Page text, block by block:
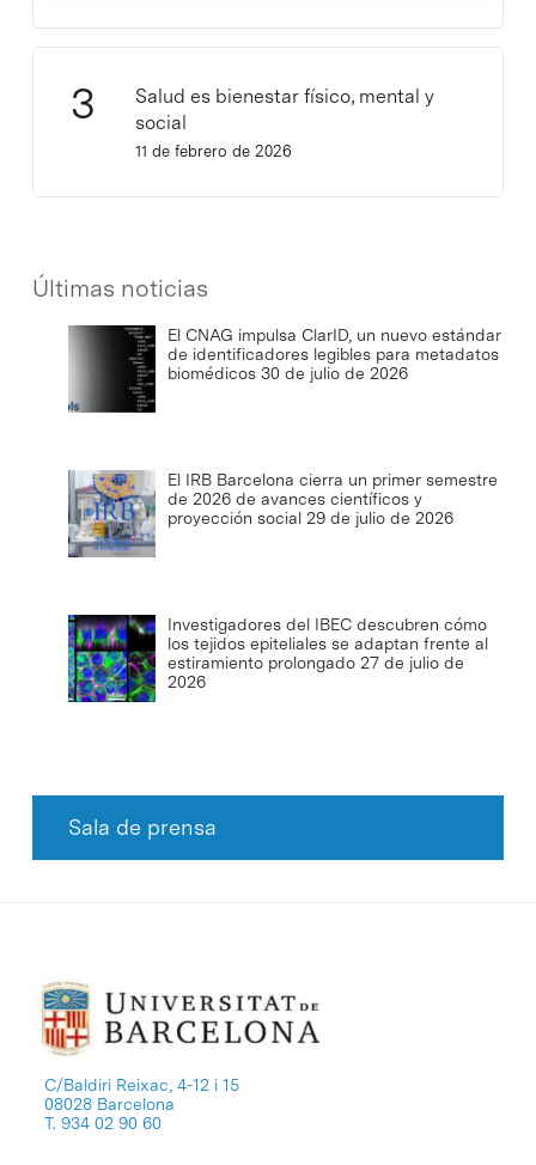
Salud es bienestar físico, mental y
social
11 de febrero de 2026
Últimas noticias
El CNAG impulsa ClarID, un nuevo estándar
de identificadores legibles para metadatos
biomédicos 30 de julio de 2026
El IRB Barcelona cierra un primer semestre
de 2026 de avances científicos y
proyección social 29 de julio de 2026
Investigadores del IBEC descubren cómo
los tejidos epiteliales se adaptan frente al
estiramiento prolongado 27 de julio de
2026
Sala de prensa
C/Baldiri Reixac, 4-12 i 15
08028 Barcelona
T. 934 02 90 60